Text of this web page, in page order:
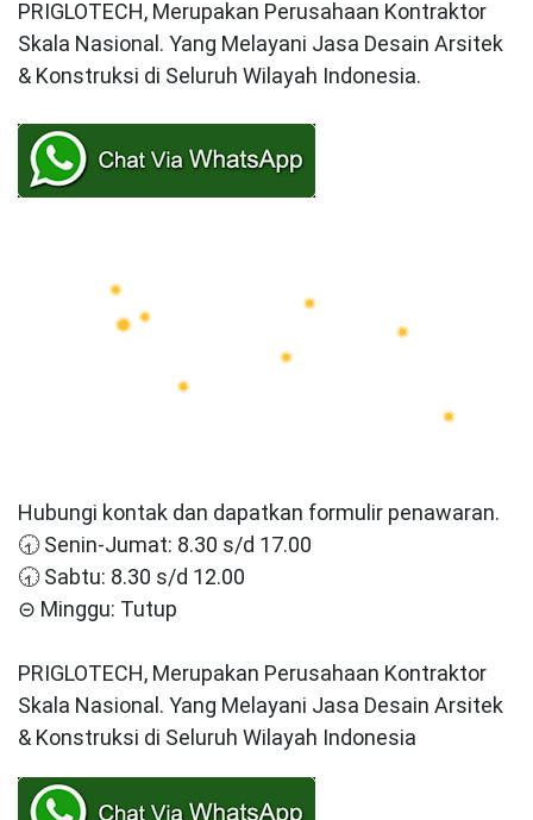
PRIGLOTECH, Merupakan Perusahaan Kontraktor
Skala Nasional. Yang Melayani Jasa Desain Arsitek
& Konstruksi di Seluruh Wilayah Indonesia.
Hubungi kontak dan dapatkan formulir penawaran.
🕣 Senin-Jumat: 8.30 s/d 17.00
🕣 Sabtu: 8.30 s/d 12.00
⊝ Minggu: Tutup
PRIGLOTECH, Merupakan Perusahaan Kontraktor
Skala Nasional. Yang Melayani Jasa Desain Arsitek
& Konstruksi di Seluruh Wilayah Indonesia